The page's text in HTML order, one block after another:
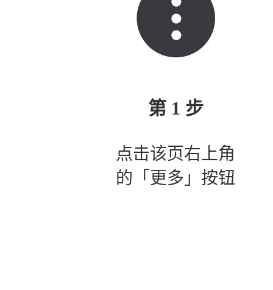
第 1 步
点击该页右上角
的「更多」按钮